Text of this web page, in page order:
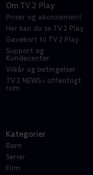
Om TV 2 Play
Priser og abonnement
Her kan du se TV 2 Play
Gavekort til TV 2 Play
Support og
Kundecenter
Vilkår og betingelser
TV 2 NEWS i offentligt
rum
Kategorier
Børn
Serier
Film